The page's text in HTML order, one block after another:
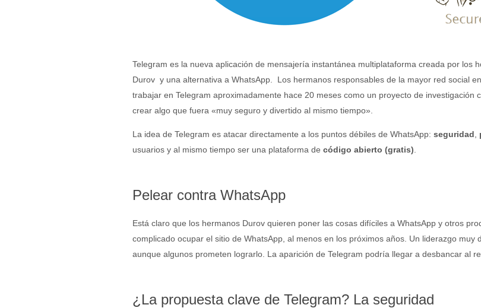
Telegram es la nueva aplicación de mensajería instantánea multiplataforma creada por los
Durov y una alternativa a WhatsApp. Los hermanos responsables de la mayor red social
trabajar en Telegram aproximadamente hace 20 meses como un proyecto de investigación
crear algo que fuera «muy seguro y divertido al mismo tiempo».
La idea de Telegram es atacar directamente a los puntos débiles de WhatsApp: seguridad
usuarios y al mismo tiempo ser una plataforma de código abierto (gratis)
Pelear contra WhatsApp
Está claro que los hermanos Durov quieren poner las cosas difíciles a WhatsApp y otros
complicado ocupar el sitio de WhatsApp, al menos en los próximos años. Un liderazgo muy
aunque algunos prometen lograrlo. La aparición de Telegram podría llegar a desbancar al
¿La propuesta clave de Telegram? La seguridad